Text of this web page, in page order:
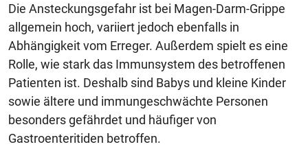
Die Ansteckungsgefahr ist bei Magen-Darm-Grippe
allgemein hoch, variiert jedoch ebenfalls in
Abhängigkeit vom Erreger. Außerdem spielt es eine
Rolle, wie stark das Immunsystem des betroffenen
Patienten ist. Deshalb sind Babys und kleine Kinder
sowie ältere und immungeschwächte Personen
besonders gefährdet und häufiger von
Gastroenteritiden betroffen.